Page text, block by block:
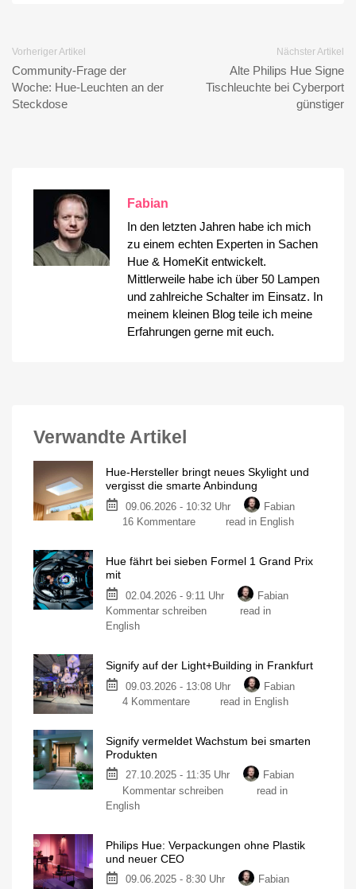
Vorheriger Artikel
Community-Frage der
Woche: Hue-Leuchten an der
Steckdose
Nächster Artikel
Alte Philips Hue Signe
Tischleuchte bei Cyberport
günstiger
Fabian
In den letzten Jahren habe ich mich
zu einem echten Experten in Sachen
Hue & HomeKit entwickelt.
Mittlerweile habe ich über 50 Lampen
und zahlreiche Schalter im Einsatz. In
meinem kleinen Blog teile ich meine
Erfahrungen gerne mit euch.
Verwandte Artikel
Hue-Hersteller bringt neues Skylight und
vergisst die smarte Anbindung
09.06.2026 - 10:32 Uhr
Fabian
16 Kommentarezu
bringt
Skylight
und
Anbindung
Natürliches
Tageslicht
Innenräumen
read in English
Hue fährt bei sieben Formel 1 Grand Prix
mit
02.04.2026 - 9:11 Uhr
Fabian
Kommentar schreiben
sieben
Formel
mit
Boliden
Russell
read in
English
Signify auf der Light+Building in Frankfurt
09.03.2026 - 13:08 Uhr
Fabian
4 Kommentarezu
der
in
Frankfurt
macht
read in English
Signify vermeldet Wachstum bei smarten
Produkten
27.10.2025 - 11:35 Uhr
Fabian
Kommentar schreiben
bei
Produkten
read in
English
Philips Hue: Verpackungen ohne Plastik
und neuer CEO
09.06.2025 - 8:30 Uhr
Fabian